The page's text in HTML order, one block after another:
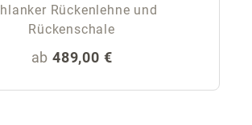
Rückenlehne und
Rückenschale
Regulärer Preis:
ab 489,00 €